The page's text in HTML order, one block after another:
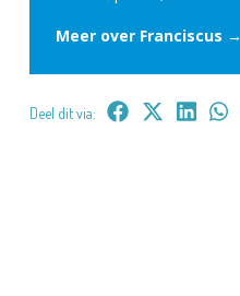
Meer over Franciscus →
Deel dit via: